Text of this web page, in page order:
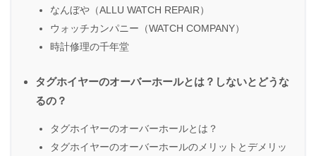
なんぼや（ALLU WATCH REPAIR）
ウォッチカンパニー（WATCH COMPANY）
時計修理の千年堂
タグホイヤーのオーバーホールとは？しないとどうな
るの？
タグホイヤーのオーバーホールとは？
タグホイヤーのオーバーホールのメリットとデメリッ